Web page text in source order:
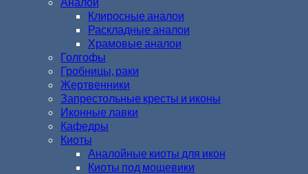
Клиросные аналои
Раскладные аналои
Храмовые аналои
Голгофы
Гробницы, раки
Жертвенники
Запрестольные кресты и иконы
Иконные лавки
Кафедры
Киоты
Аналойные киоты для икон
Киоты под мощевики